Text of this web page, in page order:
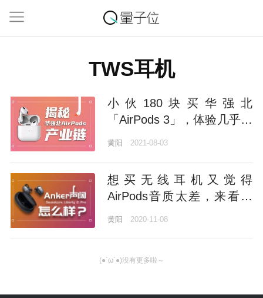
TWS耳机
小伙180块买华强北
「AirPods 3」，体验几乎追
平官方，背后产业让人惊讶
黄阳 2021-08-03
想买无线耳机又觉得
AirPods音质太差，来看看
安克出的这款
黄阳 2020-11-08
(●`ω`●)没有更多啦～